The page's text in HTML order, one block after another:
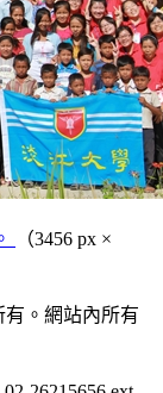
（3456 px ×
。網站內所有